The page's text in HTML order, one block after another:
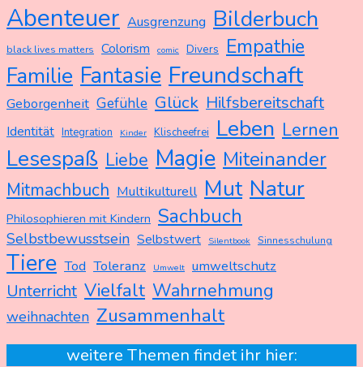
Abenteuer Ausgrenzung Bilderbuch
black lives matters Colorism comic Divers Empathie
Familie Fantasie Freundschaft
Geborgenheit Gefühle Glück Hilfsbereitschaft
Identität Integration Kinder Klischeefrei Leben Lernen
Lesespaß Liebe Magie Miteinander
Mitmachbuch Multikulturell Mut Natur
Philosophieren mit Kindern Sachbuch
Selbstbewusstsein Selbstwert Silentbook Sinnesschulung
Tiere Tod Toleranz Umwelt umweltschutz
Unterricht Vielfalt Wahrnehmung
weihnachten Zusammenhalt
weitere Themen findet ihr hier: